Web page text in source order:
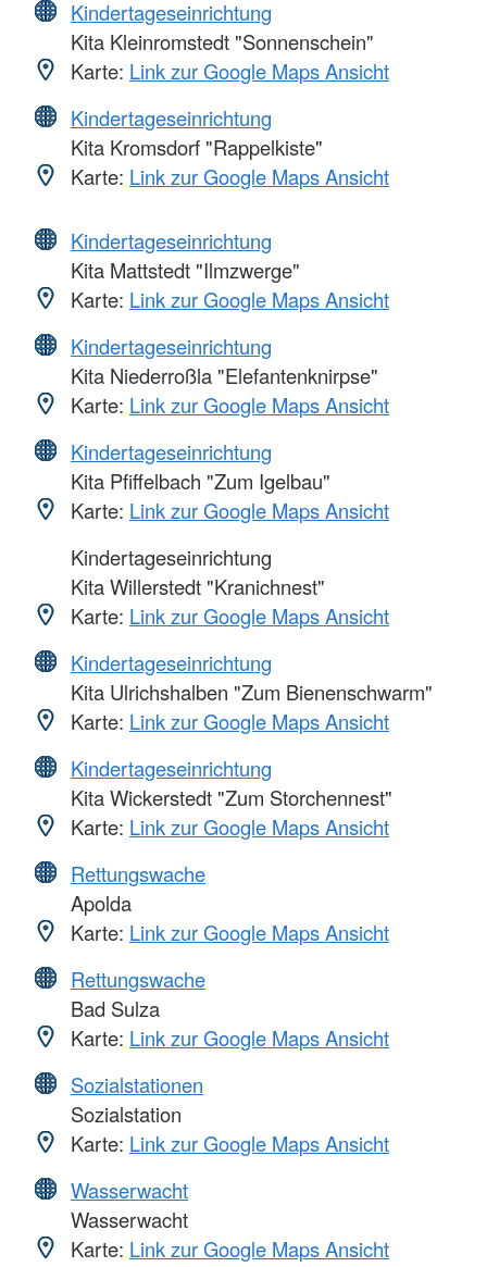
Kindertageseinrichtung
Kita Kleinromstedt "Sonnenschein"
Karte: Link zur Google Maps Ansicht
Kindertageseinrichtung
Kita Kromsdorf "Rappelkiste"
Karte: Link zur Google Maps Ansicht
Kindertageseinrichtung
Kita Mattstedt "Ilmzwerge"
Karte: Link zur Google Maps Ansicht
Kindertageseinrichtung
Kita Niederroßla "Elefantenknirpse"
Karte: Link zur Google Maps Ansicht
Kindertageseinrichtung
Kita Pfiffelbach "Zum Igelbau"
Karte: Link zur Google Maps Ansicht
Kindertageseinrichtung
Kita Willerstedt "Kranichnest"
Karte: Link zur Google Maps Ansicht
Kindertageseinrichtung
Kita Ulrichshalben "Zum Bienenschwarm"
Karte: Link zur Google Maps Ansicht
Kindertageseinrichtung
Kita Wickerstedt "Zum Storchennest"
Karte: Link zur Google Maps Ansicht
Rettungswache
Apolda
Karte: Link zur Google Maps Ansicht
Rettungswache
Bad Sulza
Karte: Link zur Google Maps Ansicht
Sozialstationen
Sozialstation
Karte: Link zur Google Maps Ansicht
Wasserwacht
Wasserwacht
Karte: Link zur Google Maps Ansicht